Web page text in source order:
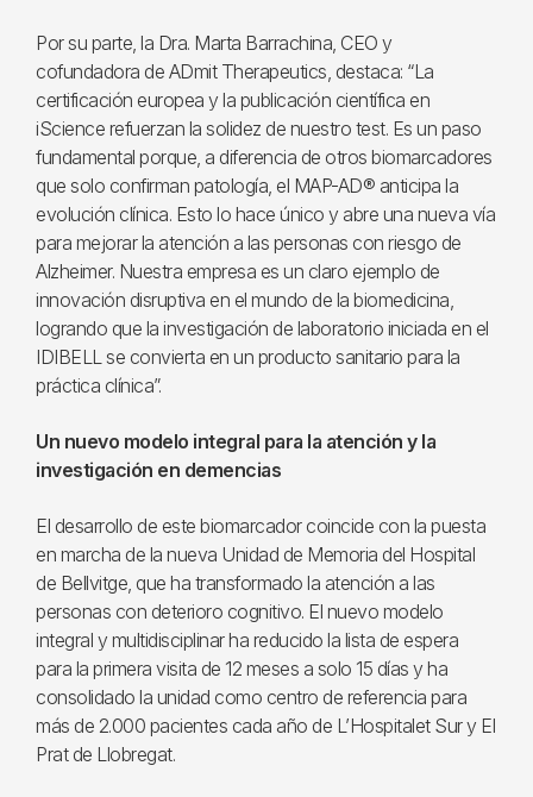
Por su parte, la Dra. Marta Barrachina, CEO y
cofundadora de ADmit Therapeutics, destaca: “La
certificación europea y la publicación científica en
iScience refuerzan la solidez de nuestro test. Es un paso
fundamental porque, a diferencia de otros biomarcadores
que solo confirman patología, el MAP-AD® anticipa la
evolución clínica. Esto lo hace único y abre una nueva vía
para mejorar la atención a las personas con riesgo de
Alzheimer. Nuestra empresa es un claro ejemplo de
innovación disruptiva en el mundo de la biomedicina,
logrando que la investigación de laboratorio iniciada en el
IDIBELL se convierta en un producto sanitario para la
práctica clínica”.
Un nuevo modelo integral para la atención y la
investigación en demencias
El desarrollo de este biomarcador coincide con la puesta
en marcha de la nueva Unidad de Memoria del Hospital
de Bellvitge, que ha transformado la atención a las
personas con deterioro cognitivo. El nuevo modelo
integral y multidisciplinar ha reducido la lista de espera
para la primera visita de 12 meses a solo 15 días y ha
consolidado la unidad como centro de referencia para
más de 2.000 pacientes cada año de L’Hospitalet Sur y El
Prat de Llobregat.